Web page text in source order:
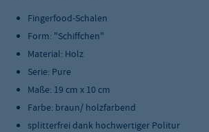
Fingerfood-Schalen
Form: "Schiffchen"
Material: Holz
Serie: Pure
Maße: 19 cm x 10 cm
Farbe: braun/ holzfarbend
splitterfrei dank hochwertiger Politur